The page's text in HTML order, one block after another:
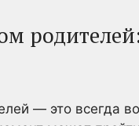
— это всегда